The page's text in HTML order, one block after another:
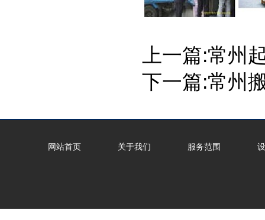
上一篇:常州
下一篇:常州
网站首页 关于我们 服务范围